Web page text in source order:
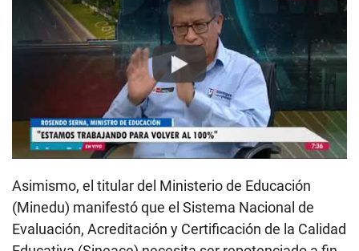
Play
Asimismo, el titular del Ministerio de Educación
(Minedu) manifestó que el Sistema Nacional de
Evaluación, Acreditación y Certificación de la Calidad